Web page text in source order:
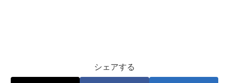
シェアする